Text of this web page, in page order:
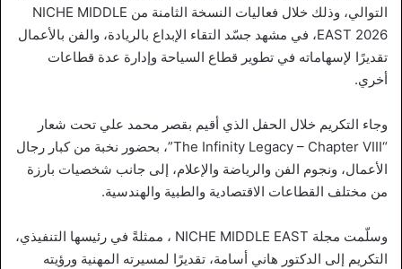
التوالي، وذلك خلال فعاليات النسخة الثامنة من NICHE MIDDLE
EAST 2026، في مشهد جسّد التقاء الإبداع بالريادة، والفن بالأعمال
تقديرًا لإسهاماته في تطوير قطاع السياحة وإدارة عدة قطاعات
أخري.
وجاء التكريم خلال الحفل الذي أقيم بقصر محمد علي تحت شعار
“The Infinity Legacy – Chapter VIII”، بحضور نخبة من كبار رجال
الأعمال، ونجوم الفن والرياضة والإعلام، إلى جانب شخصيات بارزة
من مختلف القطاعات الاقتصادية والطبية والهندسية.
وسلّمت مجلة NICHE MIDDLE EAST ، ممثلةً في رئيسها التنفيذي،
التكريم إلى الدكتور هاني أسامة، تقديرًا لمسيرته المهنية ورؤيته